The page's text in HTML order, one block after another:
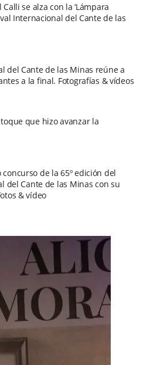
se alza con la ‘Lámpara
Internacional del Cante de las
del Cante de las Minas reúne a
a la final. Fotografías & vídeos
que hizo avanzar la
de la 65º edición del
del Cante de las Minas con su
& vídeo